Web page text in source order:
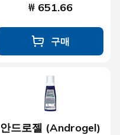
₩ 651.66
구매
안드로젤 (Androgel)